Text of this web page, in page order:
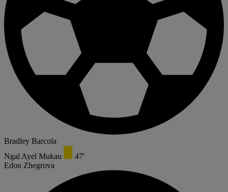
Bradley Barcola
Ngal Ayel Mukau
47'
Edon Zhegrova